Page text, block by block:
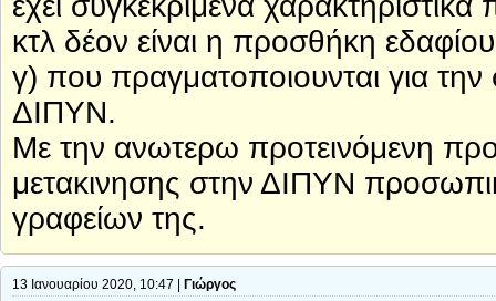
κτλ δέον είναι η προσθήκη
γ) που πραγματοποιουνται για
ΔΙΠΥΝ.
Με την ανωτερω προτεινόμενη
μετακινησης στην ΔΙΠΥΝ
γραφείων της.
13 Ιανουαρίου 2020, 10:47 | Γιώργος